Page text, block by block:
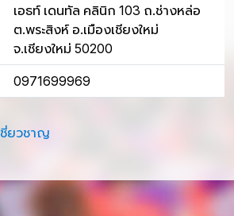
เอธท์ เดนทัล คลินิก 103 ถ.ช่างหล่อ
ต.พระสิงห์ อ.เมืองเชียงใหม่
จ.เชียงใหม่ 50200
0971699969
ชี่ยวชาญ